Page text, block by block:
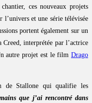
ces nouveaux projets
l’univers et une série télévisée
portent également sur un
interprétée par l’actrice
autre projet est le film Drago
de Stallone qui qualifie les
que j’ai rencontré dans